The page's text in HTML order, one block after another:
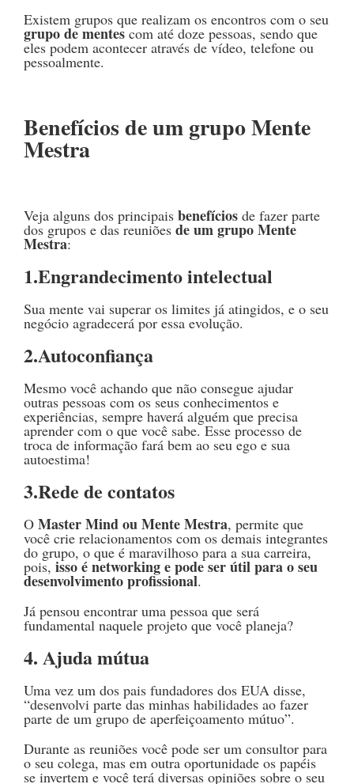
Existem grupos que realizam os encontros com o seu
grupo de mentes com até doze pessoas, sendo que
eles podem acontecer através de vídeo, telefone ou
pessoalmente.
Benefícios de um grupo Mente
Mestra
Veja alguns dos principais benefícios de fazer parte
dos grupos e das reuniões de um grupoMente
Mestra:
1.Engrandecimento intelectual
Sua mente vai superar os limites já atingidos, e o seu
negócio agradecerá por essa evolução.
2.Autoconfiança
Mesmo você achando que não consegue ajudar
outras pessoas com os seus conhecimentos e
experiências, sempre haverá alguém que precisa
aprender com o que você sabe. Esse processo de
troca de informação fará bem ao seu ego e sua
autoestima!
3.Rede de contatos
O Master Mind ou Mente Mestra, permite que
você crie relacionamentos com os demais integrantes
do grupo, o que é maravilhoso para a sua carreira,
pois, isso é networking e pode ser útil para o seu
desenvolvimento profissional.
Já pensou encontrar uma pessoa que será
fundamental naquele projeto que você planeja?
4. Ajuda mútua
Uma vez um dos pais fundadores dos EUA disse,
“desenvolvi parte das minhas habilidades ao fazer
parte de um grupo de aperfeiçoamento mútuo”.
Durante as reuniões você pode ser um consultor para
o seu colega, mas em outra oportunidade os papéis
se invertem e você terá diversas opiniões sobre o seu